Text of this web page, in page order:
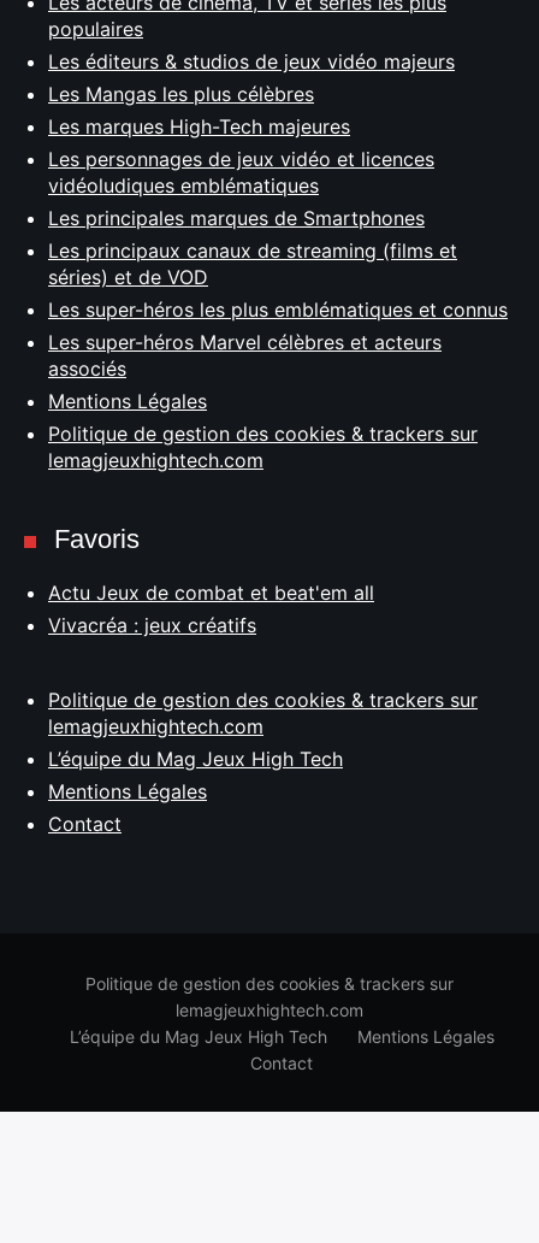
populaires
Les éditeurs & studios de jeux vidéo majeurs
Les Mangas les plus célèbres
Les marques High-Tech majeures
Les personnages de jeux vidéo et licences
vidéoludiques emblématiques
Les principales marques de Smartphones
Les principaux canaux de streaming (films et
séries) et de VOD
Les super-héros les plus emblématiques et connus
Les super-héros Marvel célèbres et acteurs
associés
Mentions Légales
Politique de gestion des cookies & trackers sur
lemagjeuxhightech.com
Favoris
Actu Jeux de combat et beat'em all
Vivacréa : jeux créatifs
Politique de gestion des cookies & trackers sur
lemagjeuxhightech.com
L’équipe du Mag Jeux High Tech
Mentions Légales
Contact
Politique de gestion des cookies & trackers sur
lemagjeuxhightech.com
L’équipe du Mag Jeux High Tech
Mentions Légales
Contact